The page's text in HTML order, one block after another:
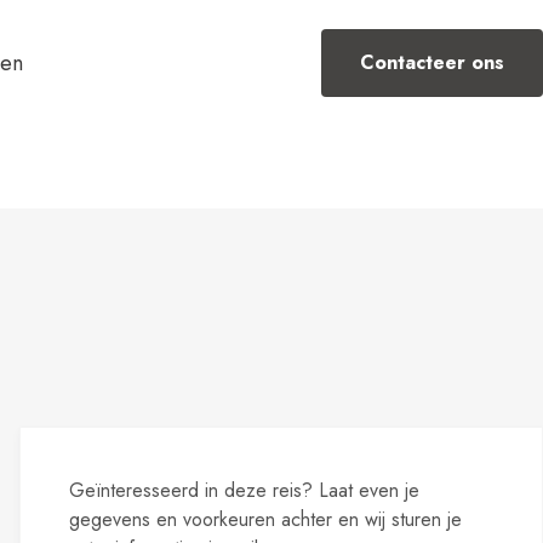
Contacteer ons
Geïnteresseerd in deze reis? Laat even je
gegevens en voorkeuren achter en wij sturen je